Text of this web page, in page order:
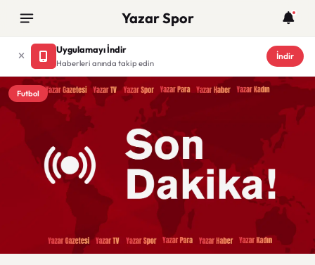
Yazar Spor
Uygulamayı İndir
Haberleri anında takip edin
İndir
Futbol